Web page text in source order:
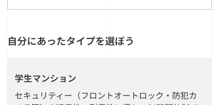
自分にあったタイプを選ぼう
学生マンション
セキュリティー（フロントオートロック・防犯カ